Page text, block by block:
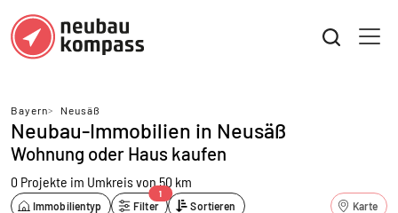
Bayern> Neusäß
Neubau-Immobilien in Neusäß
Wohnung oder Haus kaufen
0 Projekte im Umkreis von 50 km
Immobilientyp Filter
1
Sortieren Karte